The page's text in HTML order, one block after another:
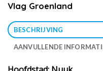
Vlag Groenland
BESCHRIJVING
AANVULLENDE